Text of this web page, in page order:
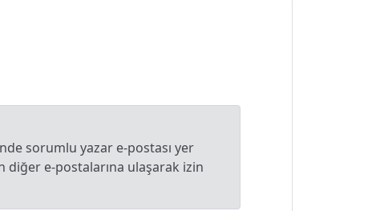
sorumlu yazar e-postası yer
diğer e-postalarına ulaşarak izin